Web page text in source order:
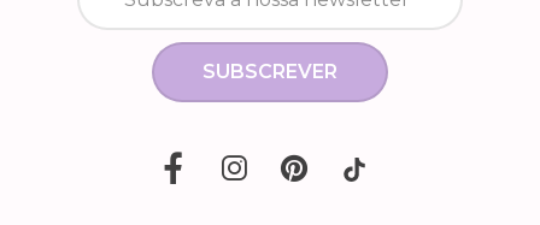
SUBSCREVER